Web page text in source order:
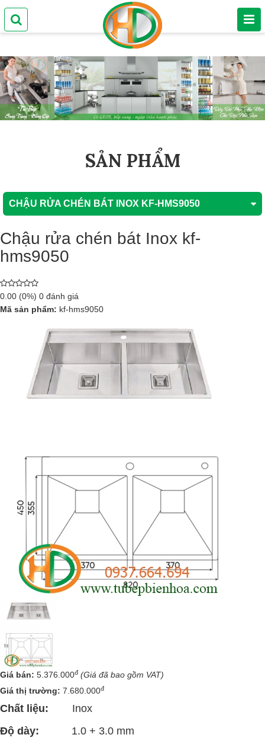
SẢN PHẨM
CHẬU RỬA CHÉN BÁT INOX KF-HMS9050
Chậu rửa chén bát Inox kf-
hms9050
0.00 (0%) 0 đánh giá
Mã sản phẩm: kf-hms9050
Giá bán: 5.376.000đ (Giá đã bao gồm VAT)
Giá thị trường: 7.680.000đ
Chất liệu: Inox
Độ dày: 1.0 + 3.0 mm